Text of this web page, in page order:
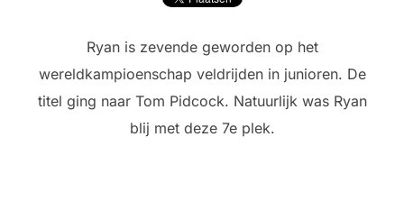
Ryan is zevende geworden op het
wereldkampioenschap veldrijden in junioren. De
titel ging naar Tom Pidcock. Natuurlijk was Ryan
blij met deze 7e plek.